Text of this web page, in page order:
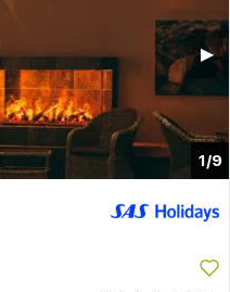
1/9
▶︎